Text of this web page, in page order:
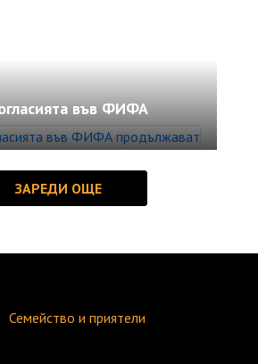
във ФИФА
Семейство и приятели